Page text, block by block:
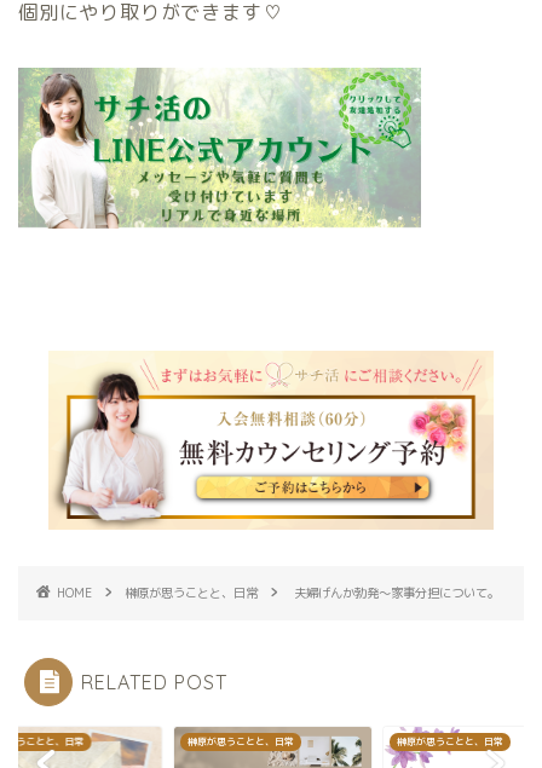
個別にやり取りができます♡
HOME 榊原が思うことと、日常 夫婦げんか勃発〜家事分担について。
RELATED POST
思うことと、日常 榊原が思うことと、日常 榊原が思うことと、日常